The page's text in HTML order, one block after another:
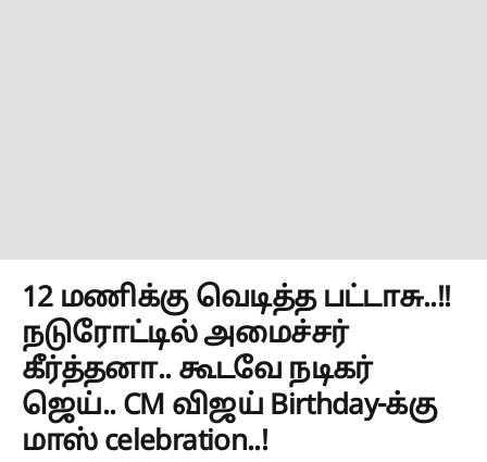
12 மணிக்கு வெடித்த பட்டாசு..!!
நடுரோட்டில் அமைச்சர்
கீர்த்தனா.. கூடவே நடிகர்
ஜெய்.. CM விஜய் Birthday-க்கு
மாஸ் celebration..!